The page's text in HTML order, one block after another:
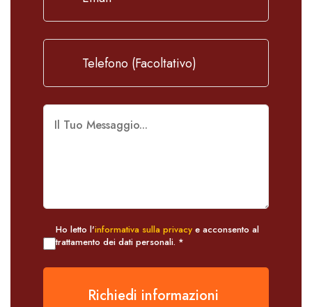
Ho letto l'informativa sulla privacy e acconsento al
trattamento dei dati personali. *
Richiedi informazioni